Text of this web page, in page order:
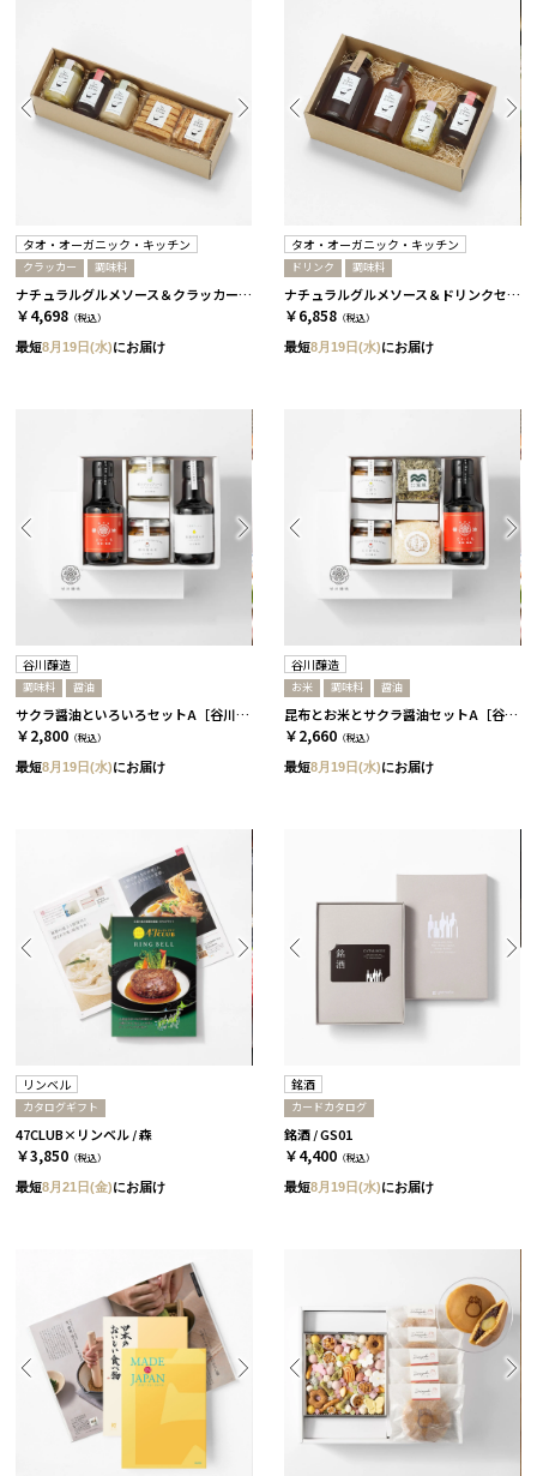
タオ・オーガニック・キッチン
クラッカー 調味料
ナチュラルグルメソース＆クラッカーセット［タオ・オーガニック・キッチン］
￥4,698 （税込）
最短8月19日(水)にお届け
タオ・オーガニック・キッチン
ドリンク 調味料
ナチュラルグルメソース＆ドリンクセット［タオ・オーガニック・キッチン］
￥6,858 （税込）
最短8月19日(水)にお届け
谷川醸造
調味料 醤油
サクラ醤油といろいろセットA［谷川醸造］
￥2,800 （税込）
最短8月19日(水)にお届け
谷川醸造
お米 調味料 醤油
昆布とお米とサクラ醤油セットA［谷川醸造］
￥2,660 （税込）
最短8月19日(水)にお届け
リンベル
カタログギフト
47CLUB×リンベル / 森
￥3,850 （税込）
最短8月21日(金)にお届け
銘酒
カードカタログ
銘酒 / GS01
￥4,400 （税込）
最短8月19日(水)にお届け